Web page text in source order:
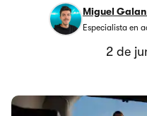
Miguel
Especialista en
2 de